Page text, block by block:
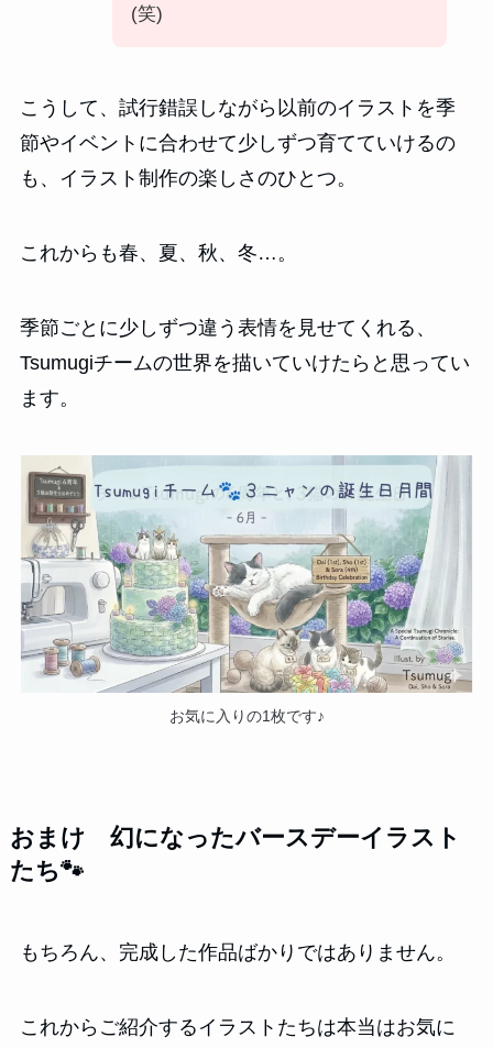
(笑)
こうして、試行錯誤しながら以前のイラストを季
節やイベントに合わせて少しずつ育てていけるの
も、イラスト制作の楽しさのひとつ。
これからも春、夏、秋、冬…。
季節ごとに少しずつ違う表情を見せてくれる、
Tsumugiチームの世界を描いていけたらと思ってい
ます。
お気に入りの1枚です♪
おまけ 幻になったバースデーイラスト
たち🐾
もちろん、完成した作品ばかりではありません。
これからご紹介するイラストたちは本当はお気に